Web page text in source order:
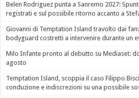
Belen Rodriguez punta a Sanremo 2027:
registrati e sul possibile ritorno accanto a
Giovanni di Temptation Island travolto dai
bodyguard costretti a intervenire durante un
Milo Infante pronto al debutto su Mediaset:
agosto
Temptation Island, scoppia il caso Filippo
conduzione e indiscrezioni su una possibile